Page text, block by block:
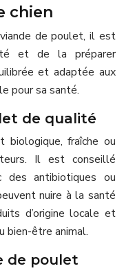
chien
de poulet, il est
et de la préparer
et adaptée aux
pour sa santé.
de qualité
fraîche ou
Il est conseillé
des antibiotiques ou
nuire à la santé
d’origine locale et
bien-être animal.
de poulet